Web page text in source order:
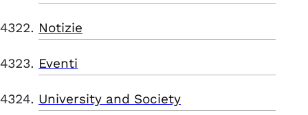
Notizie
Eventi
University and Society